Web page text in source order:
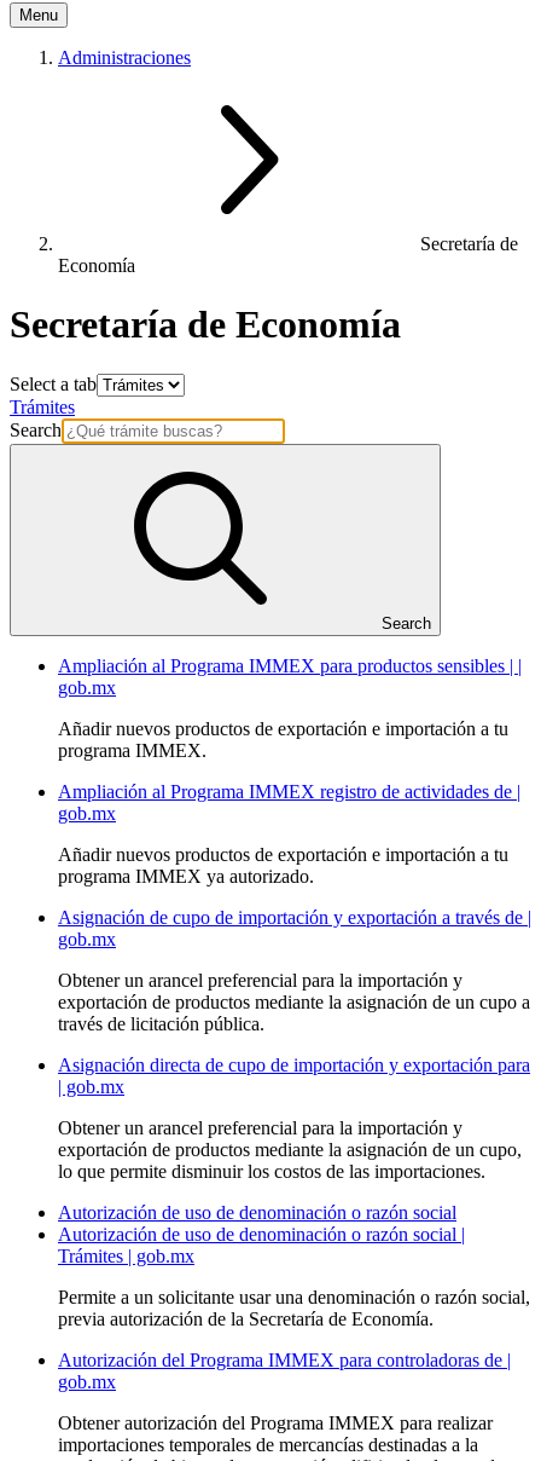
Menu
Administraciones
Secretaría de
Economía
Secretaría de Economía
Select a tab
Trámites
Search
Search
Ampliación al Programa IMMEX para productos sensibles | |
gob.mx
Añadir nuevos productos de exportación e importación a tu
programa IMMEX.
Ampliación al Programa IMMEX registro de actividades de |
gob.mx
Añadir nuevos productos de exportación e importación a tu
programa IMMEX ya autorizado.
Asignación de cupo de importación y exportación a través de |
gob.mx
Obtener un arancel preferencial para la importación y
exportación de productos mediante la asignación de un cupo a
través de licitación pública.
Asignación directa de cupo de importación y exportación para
| gob.mx
Obtener un arancel preferencial para la importación y
exportación de productos mediante la asignación de un cupo,
lo que permite disminuir los costos de las importaciones.
Autorización de uso de denominación o razón social
Autorización de uso de denominación o razón social |
Trámites | gob.mx
Permite a un solicitante usar una denominación o razón social,
previa autorización de la Secretaría de Economía.
Autorización del Programa IMMEX para controladoras de |
gob.mx
Obtener autorización del Programa IMMEX para realizar
importaciones temporales de mercancías destinadas a la